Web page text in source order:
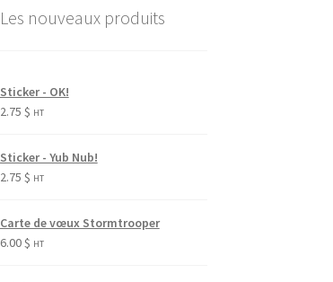
Les nouveaux produits
Sticker - OK!
2.75 $ HT
Sticker - Yub Nub!
2.75 $ HT
Carte de vœux Stormtrooper
6.00$ HT